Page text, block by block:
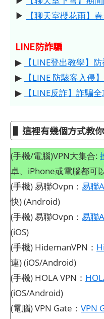
▶
【聊天室櫻花雨】
LINE防詐騙
▶
【LINE登出教學】
▶
【LINE 防駭客入侵
▶
【LINE反詐】詐騙
▌這裡有幾個方式教
(手機/電腦)VPN大集合:
卓、iPhone或電腦都可
(手機) 易聯Ovpn： 易聯
快) (Android)
(手機) 易聯Ovpn： 易聯
(iOS)
(手機) HidemanVPN：
連) (iOS/Android)
(手機) HOLA VPN：
(iOS/Android)
(電腦) VPN Gate： VPN